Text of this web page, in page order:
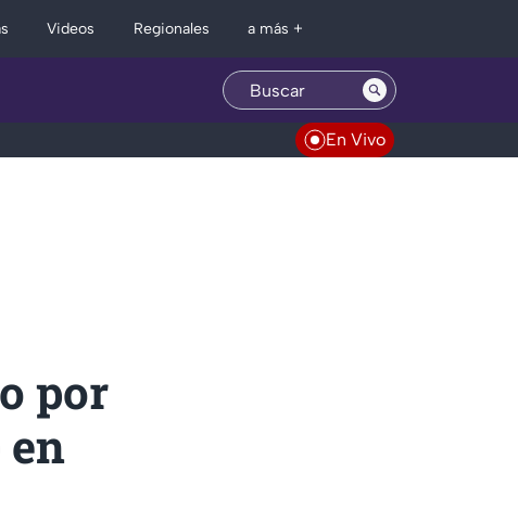
Videos Regionales a más +
En Vivo
por
en